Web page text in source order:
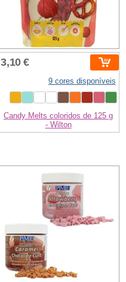
3,10 €
9 cores disponíveis
Candy Melts coloridos de 125 g
- Wilton